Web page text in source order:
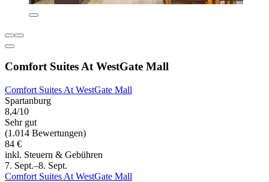
Comfort Suites At WestGate Mall
Comfort Suites At WestGate Mall
Spartanburg
8,4/10
Sehr gut
(1.014 Bewertungen)
84 €
inkl. Steuern & Gebühren
7. Sept.–8. Sept.
Comfort Suites At WestGate Mall